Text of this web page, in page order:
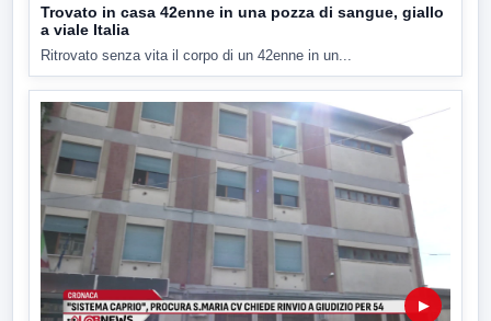
Trovato in casa 42enne in una pozza di sangue, giallo
a viale Italia
Ritrovato senza vita il corpo di un 42enne in un...
▶